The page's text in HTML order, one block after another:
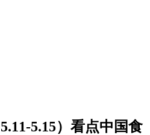
5.15）看点中国食